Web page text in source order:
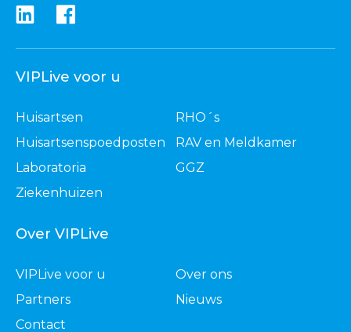
VIPLive voor u
Huisartsen
RHO´s
Huisartsenspoedposten
RAV en Meldkamer
Laboratoria
GGZ
Ziekenhuizen
Over VIPLive
VIPLive voor u
Over ons
Partners
Nieuws
Contact